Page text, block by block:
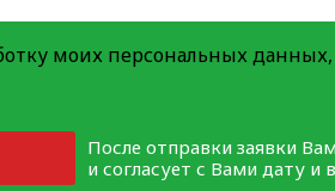
моих персональных
После отправки заявки
и согласует с Вами дату и